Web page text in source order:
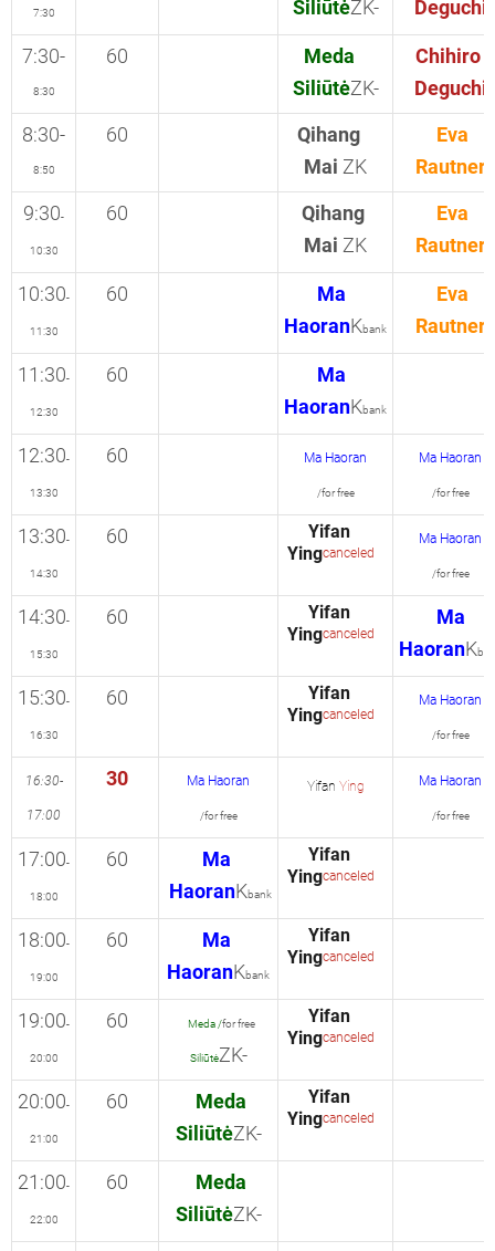
7:30
SiliūtėZK-
Deguchi
7:30-
8:30
60
Meda
SiliūtėZK-
Chihiro
Deguchi
8:30-
8:50
60
Qihang
Mai ZK
Eva
Rautner
9:30-
10:30
60
Qihang
Mai ZK
Eva
Rautner
10:30-
11:30
60
Ma
HaoranKbank
Eva
Rautner
11:30-
12:30
60
Ma
HaoranKbank
12:30-
13:30
60 Ma Haoran
/for free
Ma Haoran
/for free
13:30-
14:30
60
Yifan
Yingcanceled
Ma Haoran
/for free
14:30-
15:30
60
Yifan
Yingcanceled
Ma
HaoranK
15:30-
16:30
60
Yifan
Yingcanceled
Ma Haoran
/for free
16:30-
17:00
30 Ma Haoran
/for free
Yifan Ying Ma Haoran
/for free
17:00-
18:00
60
Ma
HaoranKbank
Yifan
Yingcanceled
18:00-
19:00
60
Ma
HaoranKbank
Yifan
Yingcanceled
19:00-
20:00
60 Meda /for free
SiliūtėZK-
Yifan
Yingcanceled
20:00-
21:00
60
Meda
SiliūtėZK-
Yifan
Yingcanceled
21:00-
22:00
60
Meda
SiliūtėZK-